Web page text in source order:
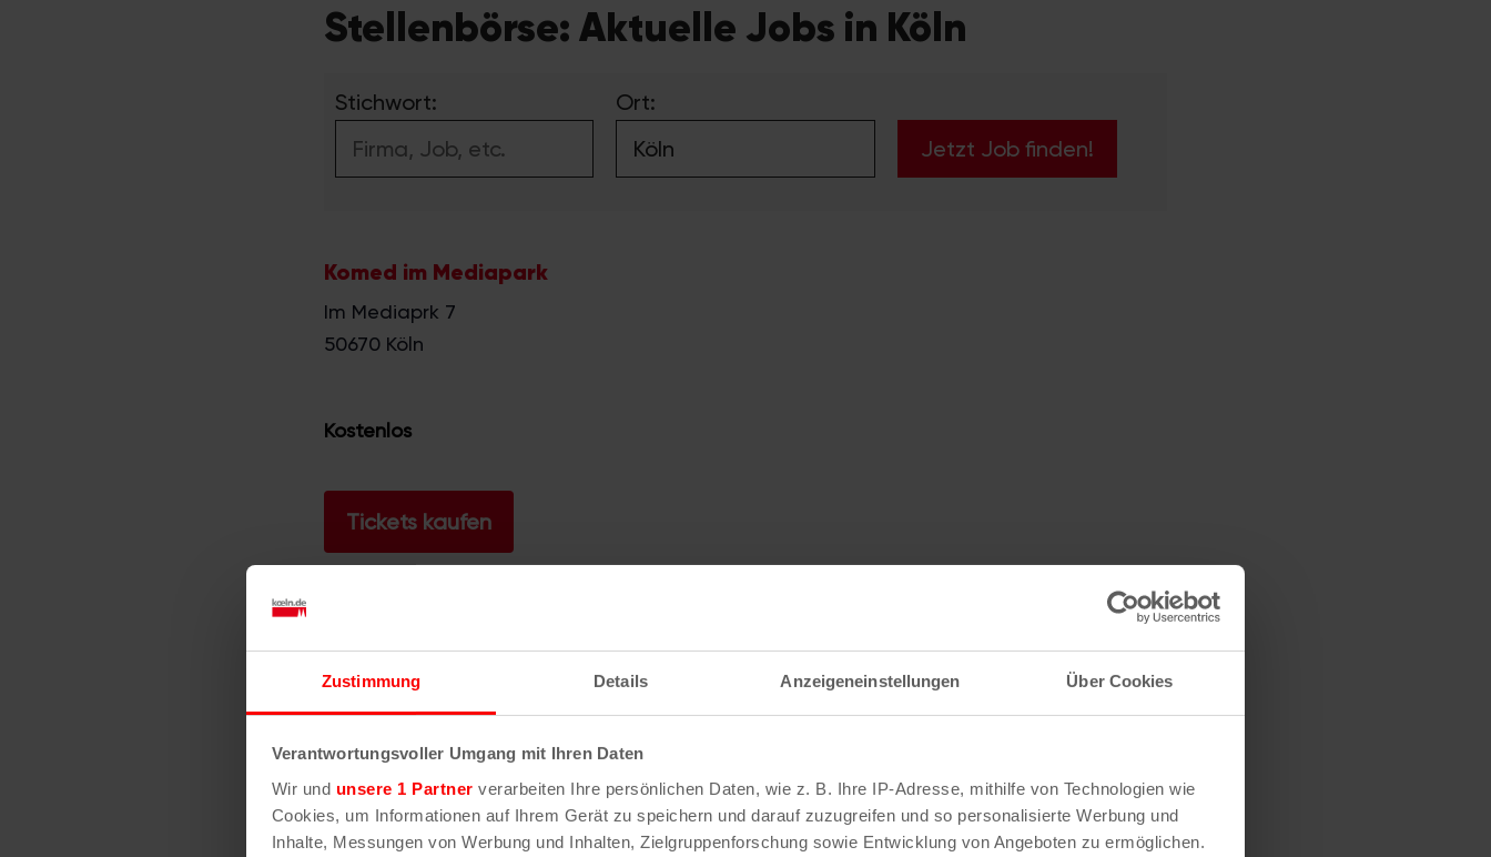
Zustimmung Details Anzeigeneinstellungen Über Cookies
Verantwortungsvoller Umgang mit Ihren Daten
Wir und unsere 1 Partner verarbeiten Ihre persönlichen Daten, wie z. B. Ihre IP-Adresse, mithilfe von Technologien wie
Cookies, um Informationen auf Ihrem Gerät zu speichern und darauf zuzugreifen und so personalisierte Werbung und
Inhalte, Messungen von Werbung und Inhalten, Zielgruppenforschung sowie Entwicklung von Angeboten zu ermöglichen.
Stellenbörse: Aktuelle Jobs in Köln
Stichwort: Ort:
Komed im Mediapark
Im Mediaprk 7
50670 Köln
Kostenlos
Tickets kaufen
Ähnliche Veranstaltungen